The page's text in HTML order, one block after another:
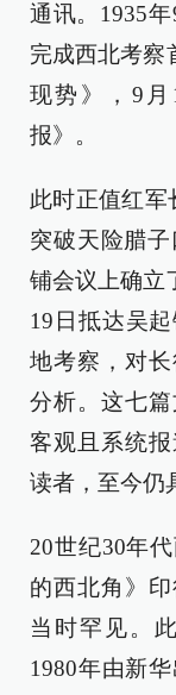
通讯。1935
完成西北考察
现势》，9
报》。
此时正值红军
突破天险腊
铺会议上确立
19日抵达吴
地考察，对
分析。这七篇
客观且系统
读者，至今仍
20世纪30年
的西北角》
当时罕见。
1980年由新